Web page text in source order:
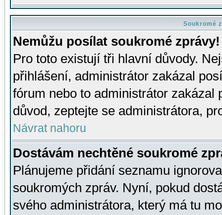
Soukromé
Nemůžu posílat soukromé zprávy!
Pro toto existují tři hlavní důvody.
přihlášení, administrátor zakázal
fórum nebo to administrátor zakázal
důvod, zeptejte se administrátora,
Návrat nahoru
Dostávám nechtěné soukromé
Plánujeme přidání seznamu
soukromých zpráv. Nyní, pokud
svého administrátora, který má tu